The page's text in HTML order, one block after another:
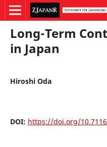
Long-Term
in Japan
Hiroshi Oda
DOI: https://doi.org/